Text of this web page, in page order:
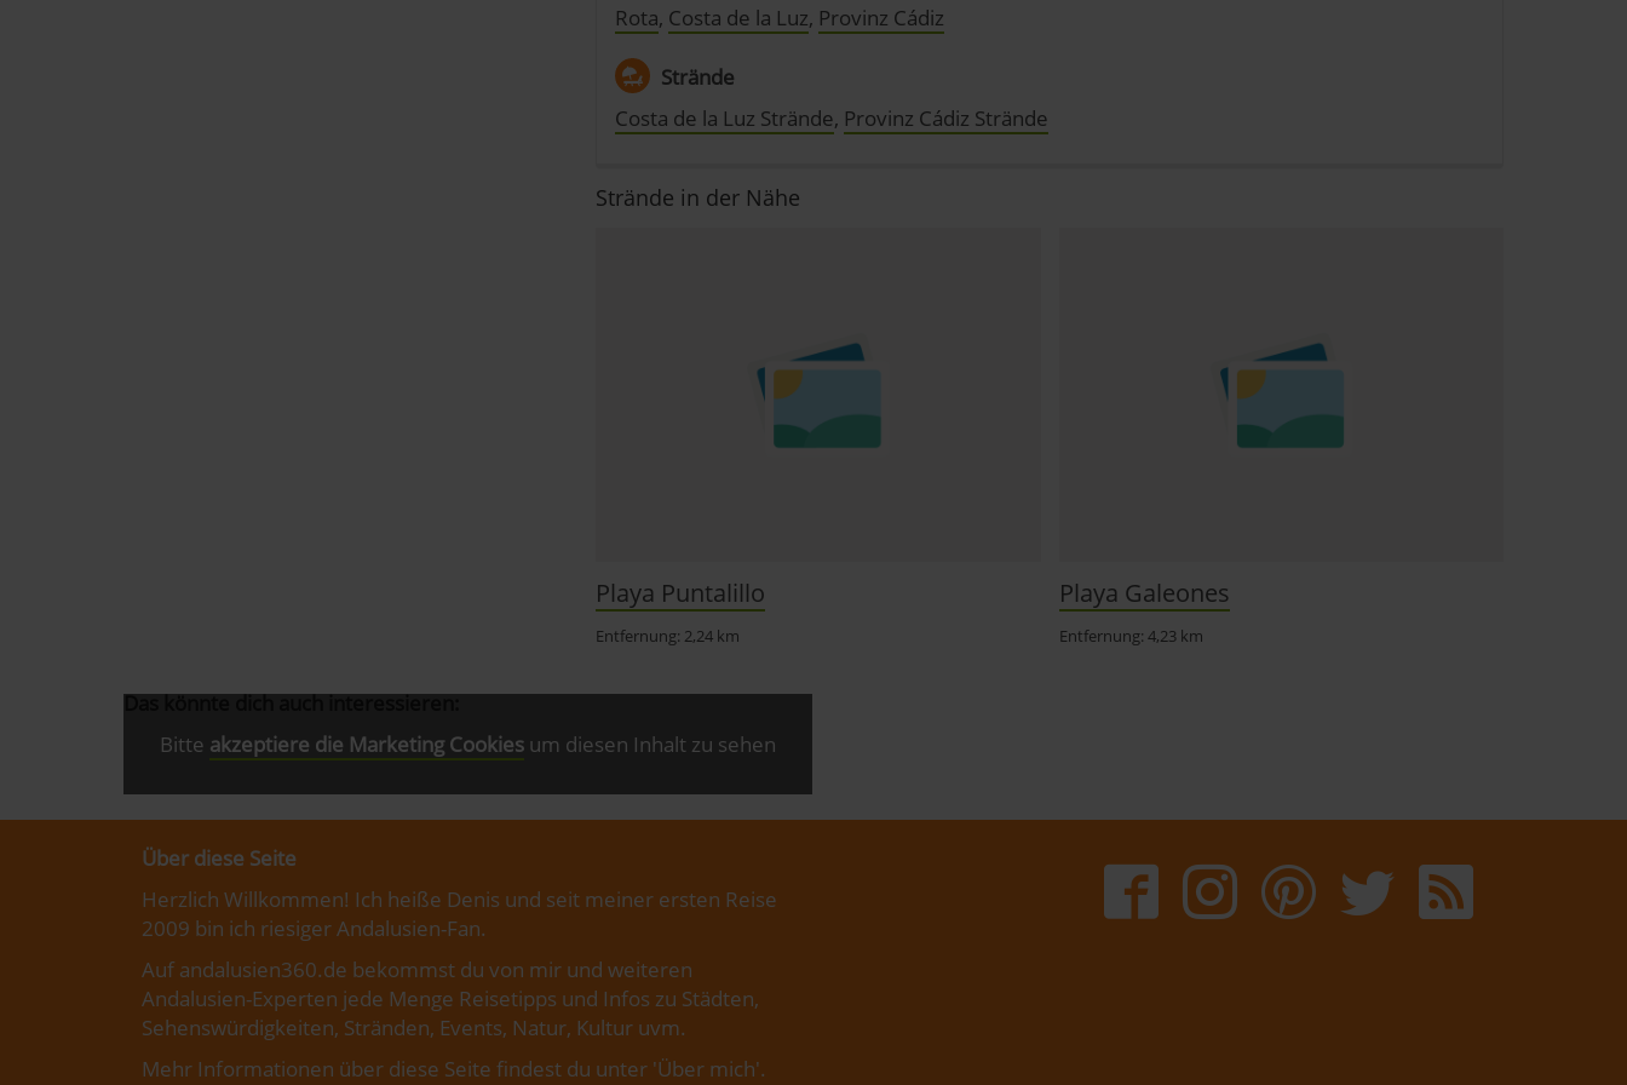
Rota, Costa de la Luz, Provinz Cádiz
Strände
Costa de la Luz Strände, Provinz Cádiz Strände
Strände in der Nähe
Playa Puntalillo
Entfernung: 2,24 km
Playa Galeones
Entfernung: 4,23 km
Das könnte dich auch interessieren:
Bitte akzeptiere die Marketing Cookies um diesen Inhalt zu sehen
Über diese Seite
Herzlich Willkommen! Ich heiße Denis und seit meiner ersten Reise
2009 bin ich riesiger Andalusien-Fan.
Auf andalusien360.de bekommst du von mir und weiteren
Andalusien-Experten jede Menge Reisetipps und Infos zu Städten,
Sehenswürdigkeiten, Stränden, Events, Natur, Kultur uvm.
Mehr Informationen über diese Seite findest du unter 'Über mich'.